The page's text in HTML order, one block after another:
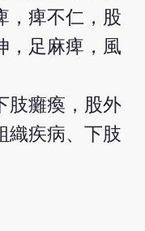
，痺不仁，股
，足麻痺，風
肢癱瘓，股外
織疾病、下肢